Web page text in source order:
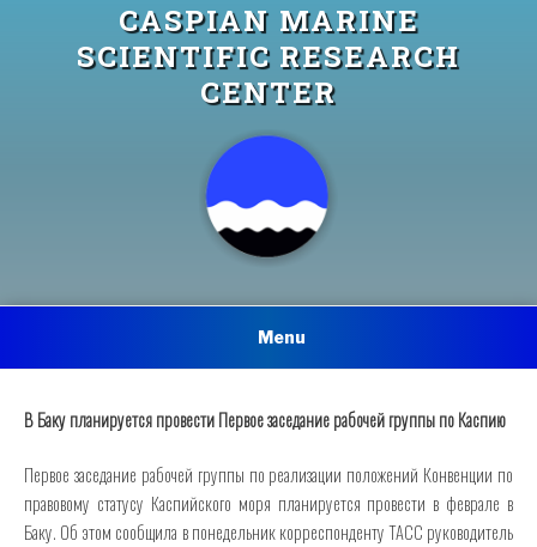
CASPIAN MARINE
SCIENTIFIC RESEARCH
CENTER
Menu
В Баку планируется провести Первое заседание рабочей группы по Каспию
Первое заседание рабочей группы по реализации положений Конвенции по
правовому статусу Каспийского моря планируется провести в феврале в
Баку. Об этом сообщила в понедельник корреспонденту ТАСС руководитель